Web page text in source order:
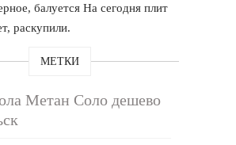
балуется На сегодня плит
раскупили.
МЕТКИ
Метан Соло дешево